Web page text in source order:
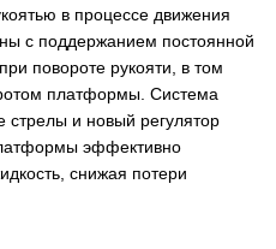
в процессе движения
с поддержанием постоянной
повороте рукояти, в том
платформы. Система
стрелы и новый регулятор
эффективно
снижая потери